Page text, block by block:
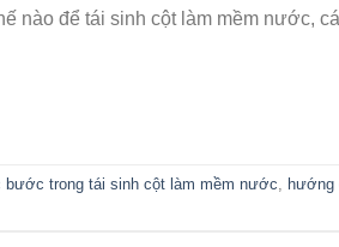
nào để tái sinh cột làm mềm nước,
bước trong tái sinh cột làm mềm nước, hướng